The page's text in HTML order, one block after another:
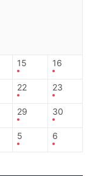
15 16
22 23
29 30
5 6